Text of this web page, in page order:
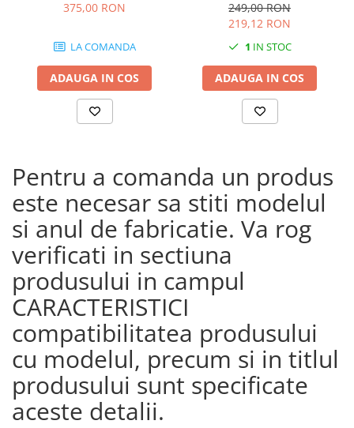
375,00 RON
LA COMANDA
ADAUGA IN COS
Adventure Sports (20 - 23)
CRF1100L Africa Twin
Adventure Sports (24)
CRF1100L AFRICA TWIN (24)
CRF1100L Africa Twin (20 -
23)
249,00 RON
219,12 RON
1 IN STOC
ADAUGA IN COS
Pentru a comanda un produs
este necesar sa stiti modelul
si anul de fabricatie. Va rog
verificati in sectiuna
produsului in campul
CARACTERISTICI
compatibilitatea produsului
cu modelul, precum si in titlul
produsului sunt specificate
aceste detalii.